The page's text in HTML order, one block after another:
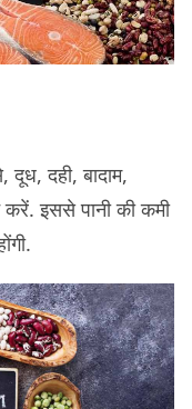
दही, बादाम,
करें. इससे पानी की कमी